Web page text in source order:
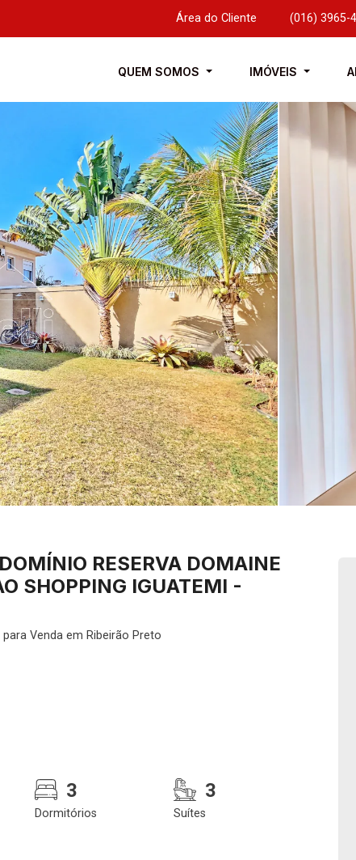
Área do Cliente (016) 3965-
QUEM SOMOS IMÓVEIS
RESERVA DOMAINE
SHOPPING IGUATEMI -
para Venda em Ribeirão Preto
3
Dormitórios
3
Suítes